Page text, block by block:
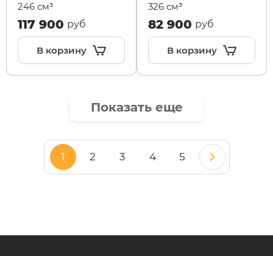
246 см³
117 900 руб
В корзину
326 см³
82 900 руб
В корзину
Показать еще
1 2 3 4 5